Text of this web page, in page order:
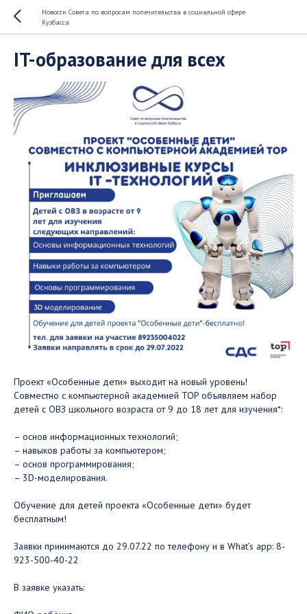
Новости Совета по вопросам попечительства в социальной сфере
Кузбасса
IT-образование для всех
Проект «Особенные дети» выходит на новый уровень!
Совместно с компьютерной академией TOP объявляем набор
детей с ОВЗ школьного возраста от 9 до 18 лет для изучения*:
– основ информационных технологий;
– навыков работы за компьютером;
– основ программирования;
– 3D-моделирования.
Обучение для детей проекта «Особенные дети» будет
бесплатным!
Заявки принимаются до 29.07.22 по телефону и в What’s app: 8-
923-500-40-22
В заявке указать: